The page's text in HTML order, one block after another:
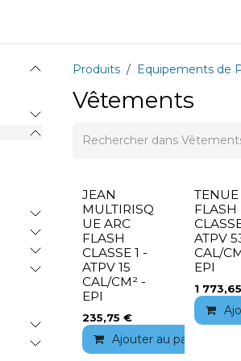
Produits Equipements de
Vêtements
JEAN
MULTIRISQ
UE ARC
FLASH
CLASSE 1 -
ATPV 15
CAL/CM² -
EPI
235,75 €
Ajouter au panier
TENUE
FLASH
ATPV
CAL/
EPI
1 773,65